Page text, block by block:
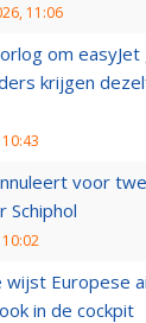
11:06
om
krijgen
voor
Schiphol
wijst Europese
in de cockpit